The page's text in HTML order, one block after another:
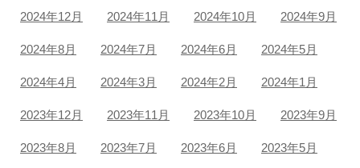
2024年12月 2024年11月 2024年10月 2024年9月
2024年8月 2024年7月 2024年6月 2024年5月
2024年4月 2024年3月 2024年2月 2024年1月
2023年12月 2023年11月 2023年10月 2023年9月
2023年8月 2023年7月 2023年6月 2023年5月